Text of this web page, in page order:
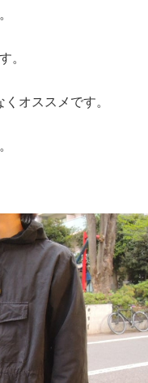
。
オススメです。